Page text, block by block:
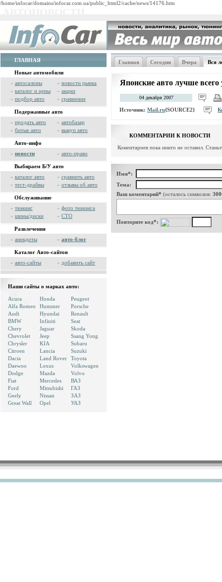
/home/infocar/domains/infocar.com.ua/public_html2/cache/news/14176.htm
ГЛАВНАЯ
Новые автомобили
» автосалоны » новости рынка
» каталог и цены » акции
» подбор авто » сравнение
Подержанные авто
» продать авто » автобазар
» битые авто » выкуп авто
Авто-инфо
» новости » авто-право
Выбираем Б/У авто
» каталог авто » сравнить авто
» тест-драйвы » отзывы об авто
Обслуживание
» тюнинг » фото тюнинга
» шины/диски » СТО
Развлечения
» анекдоты » авто-блог
Каталог Авто-сайтов
» авто-сайты » добавить сайт
Наши сайты о марках авто:
Acura
Alfa Romeo
Audi
BMW
Chery
Chevrolet
Chrysler
Citroen
Dacia
Daewoo
Dodge
Fiat
Ford
Geely
Great Wall
Honda
Hummer
Hyundai
Infiniti
Jaguar
Jeep
KIA
Lancia
Land Rover
Lexus
Mazda
Mercedes
Mitsubishi
Nissan
Opel
Peugeot
Porsche
Renault
Seat
Skoda
Ssang Yong
Subaru
Suzuki
Toyota
Volkswagen
Volvo
ВАЗ
ГАЗ
ЗАЗ
УАЗ
Главная Сегодня Вчера Вся
Японские авто лучше
04 декабря 2007
Источник: Mail.ru{SOURCE2}
КОММЕНТАРИИ К НОВОСТИ
Коментариев пока никто не оставил.
Имя*:
Тема:
Ваш коментарий* (осталось символов:
Повторите код*: